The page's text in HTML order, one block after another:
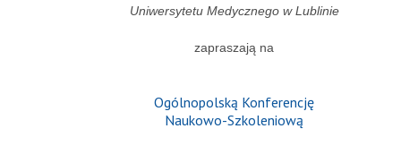
Uniwersytetu Medycznego w Lublinie
zapraszają na
Ogólnopolską Konferencję
Naukowo-Szkoleniową